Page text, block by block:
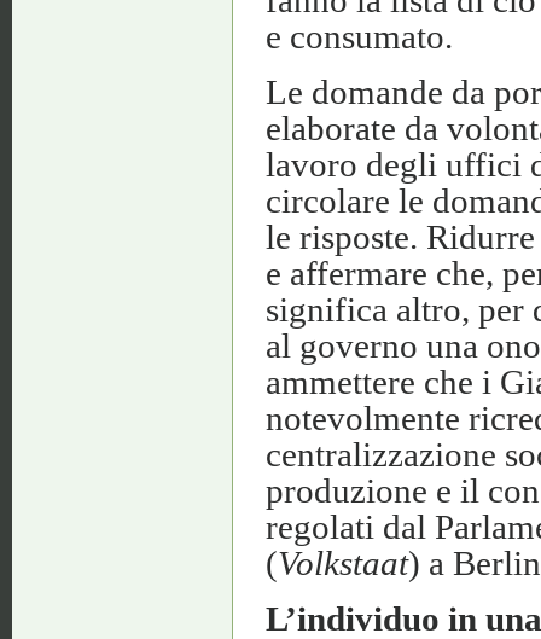
e consumato.
Le domande da
elaborate da
lavoro degli uffici
circolare le
le risposte.
e affermare che,
significa altro, per
al governo una
ammettere che i
notevolmente
centralizzazione
produzione e il
regolati dal
(Volkstaat) a
L’individuo in